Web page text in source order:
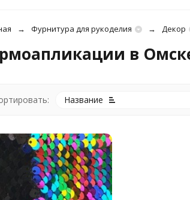
Фурнитура для рукоделия Декор
в
Название